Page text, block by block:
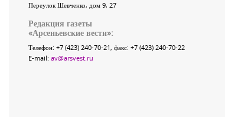
Переулок Шевченко, дом 9, 27
Редакция газеты
«Арсеньевские вести»:
Телефон: +7 (423) 240-70-21, факс: +7 (423) 240-70-22
E-mail: av@arsvest.ru